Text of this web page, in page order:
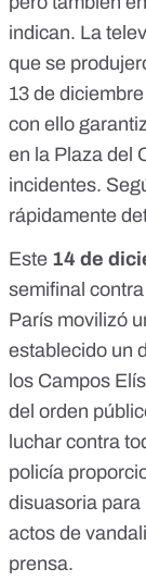
indican. La
que se
13 de diciembre
con ello
en la Plaza del
incidentes.
rápidamente
Este 14 de
semifinal
París movilizó
establecido un
los Campos
del orden
luchar contra
policía
disuasoria
actos de
prensa.